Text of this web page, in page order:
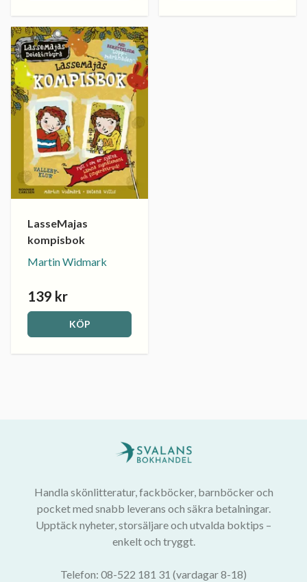
LasseMajas
kompisbok
Martin Widmark
139 kr
KÖP
Handla skönlitteratur, fackböcker, barnböcker och
pocket med snabb leverans och säkra betalningar.
Upptäck nyheter, storsäljare och utvalda boktips –
enkelt och tryggt.
Telefon: 08-522 181 31 (vardagar 8-18)